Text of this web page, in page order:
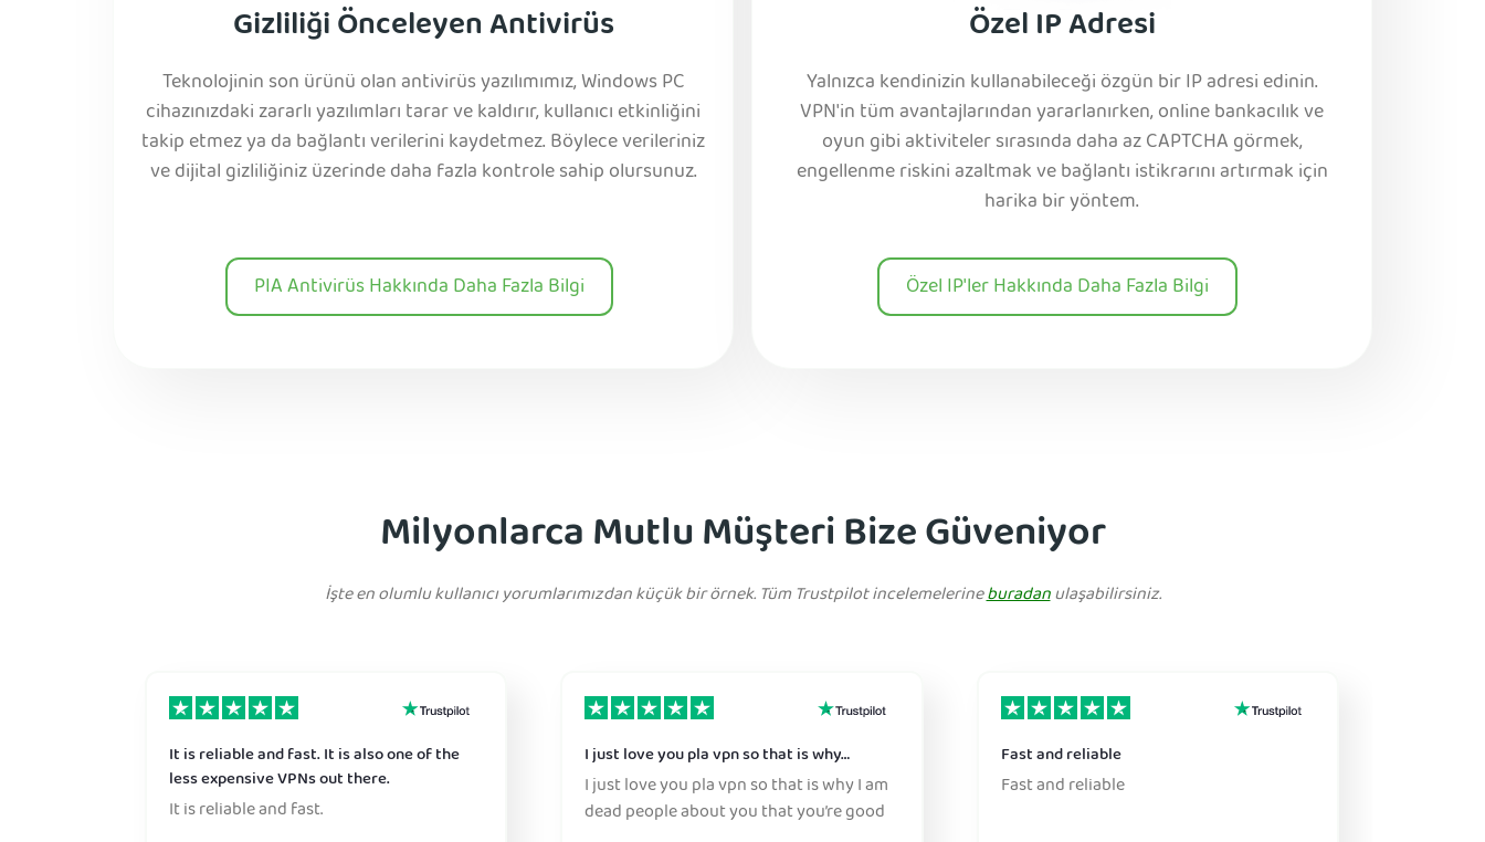
Gizliliği Önceleyen Antivirüs
Teknolojinin son ürünü olan antivirüs yazılımımız, Windows PC
cihazınızdaki zararlı yazılımları tarar ve kaldırır, kullanıcı etkinliğini
takip etmez ya da bağlantı verilerini kaydetmez. Böylece verileriniz
ve dijital gizliliğiniz üzerinde daha fazla kontrole sahip olursunuz.
PIA Antivirüs Hakkında Daha Fazla Bilgi
Özel IP Adresi
Yalnızca kendinizin kullanabileceği özgün bir IP adresi edinin.
VPN'in tüm avantajlarından yararlanırken, online bankacılık ve
oyun gibi aktiviteler sırasında daha az CAPTCHA görmek,
engellenme riskini azaltmak ve bağlantı istikrarını artırmak için
harika bir yöntem.
Özel IP'ler Hakkında Daha Fazla Bilgi
Milyonlarca Mutlu Müşteri Bize Güveniyor
İşte en olumlu kullanıcı yorumlarımızdan küçük bir örnek. Tüm Trustpilot incelemelerineburadanulaşabilirsiniz.
It is reliable and fast. It is also one of the
less expensive VPNs out there.
It is reliable and fast.
I just love you pla vpn so that is why…
I just love you pla vpn so that is why I am
dead people about you that you’re good
Fast and reliable
Fast and reliable